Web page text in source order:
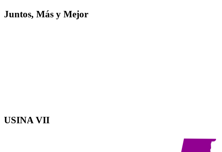
Juntos, Más y Mejor
USINA VII